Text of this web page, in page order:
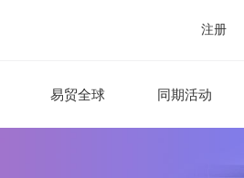
注册
易贸全球 同期活动